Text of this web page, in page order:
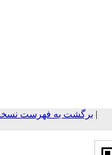
برگشت به فهرست نسخه